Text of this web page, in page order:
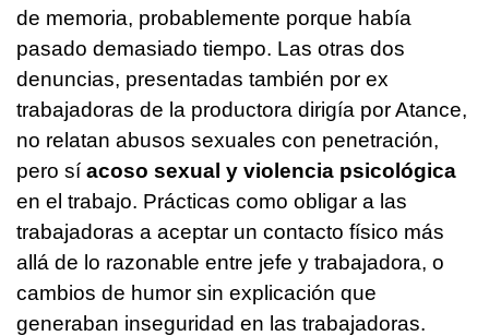
de memoria, probablemente porque había
pasado demasiado tiempo. Las otras dos
denuncias, presentadas también por ex
trabajadoras de la productora dirigía por Atance,
no relatan abusos sexuales con penetración,
pero sí acoso sexual y violencia psicológica
en el trabajo. Prácticas como obligar a las
trabajadoras a aceptar un contacto físico más
allá de lo razonable entre jefe y trabajadora, o
cambios de humor sin explicación que
generaban inseguridad en las trabajadoras.